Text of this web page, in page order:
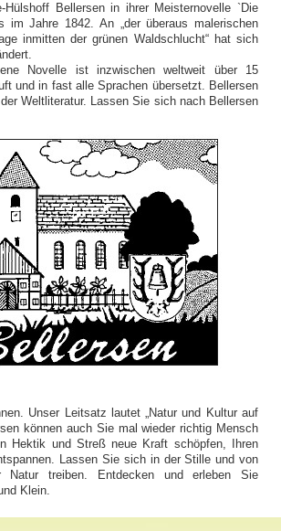
Hülshoff Bellersen in ihrer Meisternovelle `Die
im Jahre 1842. An „der überaus malerischen
inmitten der grünen Waldschlucht“ hat sich
Novelle ist inzwischen weltweit über 15
und in fast alle Sprachen übersetzt. Bellersen
Weltliteratur. Lassen Sie sich nach Bellersen
Unser Leitsatz lautet „Natur und Kultur auf
können auch Sie mal wieder richtig Mensch
Hektik und Streß neue Kraft schöpfen, Ihren
Lassen Sie sich in der Stille und von
Natur treiben. Entdecken und erleben Sie
Klein.